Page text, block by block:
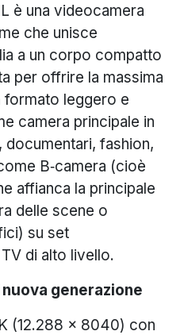
è una videocamera
che unisce
a un corpo compatto
per offrire la massima
formato leggero e
camera principale in
documentari, fashion,
B‑camera (cioè
affianca la principale
delle scene o
su set
di alto livello.
nuova generazione
(12.288 x 8040) con